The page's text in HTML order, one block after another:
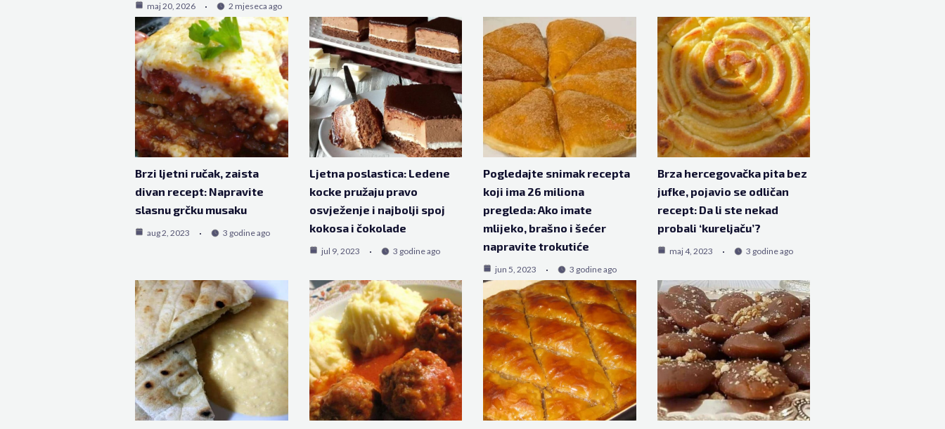
maj 20, 2026 2 mjeseca ago
Brzi ljetni ručak, zaista
divan recept: Napravite
slasnu grčku musaku
aug 2, 2023 3 godine ago
Ljetna poslastica: Ledene
kocke pružaju pravo
osvježenje i najbolji spoj
kokosa i čokolade
jul 9, 2023 3 godine ago
Pogledajte snimak recepta
koji ima 26 miliona
pregleda: Ako imate
mlijeko, brašno i šećer
napravite trokutiće
jun 5, 2023 3 godine ago
Brza hercegovačka pita bez
jufke, pojavio se odličan
recept: Da li ste nekad
probali ‘kureljaču’?
maj 4, 2023 3 godine ago